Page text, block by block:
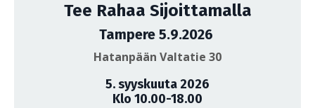
Tee Rahaa Sijoittamalla
Tampere 5.9.2026
Hatanpään Valtatie 30
5. syyskuuta 2026
Klo 10.00-18.00